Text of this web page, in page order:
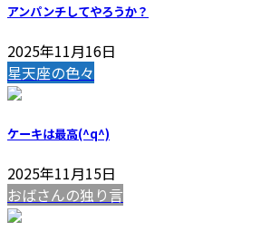
アンパンチしてやろうか？
2025年11月16日
星天座の色々
ケーキは最高(^q^)
2025年11月15日
おばさんの独り言